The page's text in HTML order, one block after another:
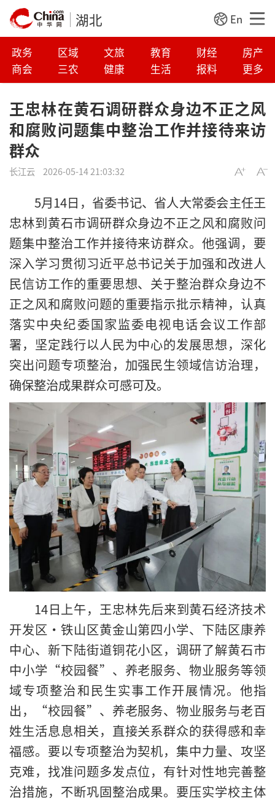
湖北 En
政务 区域 文旅 教育 财经
房产
商会
三农 健康 生活 报料 更多
王忠林在黄石调研群众身边不正之风
和腐败问题集中整治工作并接待来访
群众
长江云 2026-05-14 21:03:32
5月14日，省委书记、省人大常委会主任王
忠林到黄石市调研群众身边不正之风和腐败问
题集中整治工作并接待来访群众。他强调，要
深入学习贯彻习近平总书记关于加强和改进人
民信访工作的重要思想、关于整治群众身边不
正之风和腐败问题的重要指示批示精神，认真
落实中央纪委国家监委电视电话会议工作部
署，坚定践行以人民为中心的发展思想，深化
突出问题专项整治，加强民生领域信访治理，
确保整治成果群众可感可及。
14日上午，王忠林先后来到黄石经济技术
开发区·铁山区黄金山第四小学、下陆区康养
中心、新下陆街道铜花小区，调研了解黄石市
中小学“校园餐”、养老服务、物业服务等领
域专项整治和民生实事工作开展情况。他指
出，“校园餐”、养老服务、物业服务与老百
姓生活息息相关，直接关系群众的获得感和幸
福感。要以专项整治为契机，集中力量、攻坚
克难，找准问题多发点位，有针对性地完善整
治措施，不断巩固整治成果。要压实学校主体